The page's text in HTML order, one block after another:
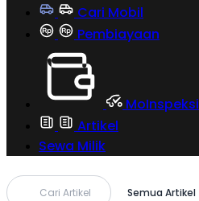
Cari Mobil
Pembiayaan
MoInspeksi
Artikel
Sewa Milik
Cari Artikel Semua Artikel